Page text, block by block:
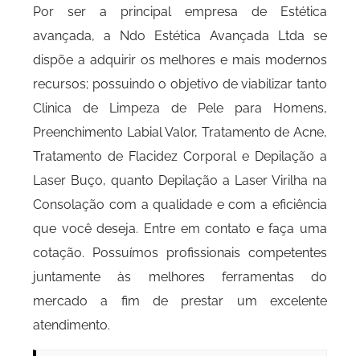
Por ser a principal empresa de Estética
avançada, a Ndo Estética Avançada Ltda se
dispõe a adquirir os melhores e mais modernos
recursos; possuindo o objetivo de viabilizar tanto
Clinica de Limpeza de Pele para Homens,
Preenchimento Labial Valor, Tratamento de Acne,
Tratamento de Flacidez Corporal e Depilação a
Laser Buço, quanto Depilação a Laser Virilha na
Consolação com a qualidade e com a eficiência
que você deseja. Entre em contato e faça uma
cotação. Possuímos profissionais competentes
juntamente às melhores ferramentas do
mercado a fim de prestar um excelente
atendimento.